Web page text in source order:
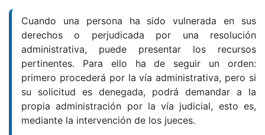
Cuando una persona ha sido vulnerada en sus
derechos o perjudicada por una resolución
administrativa, puede presentar los recursos
pertinentes. Para ello ha de seguir un orden:
primero procederá por la vía administrativa, pero si
su solicitud es denegada, podrá demandar a la
propia administración por la vía judicial, esto es,
mediante la intervención de los jueces.